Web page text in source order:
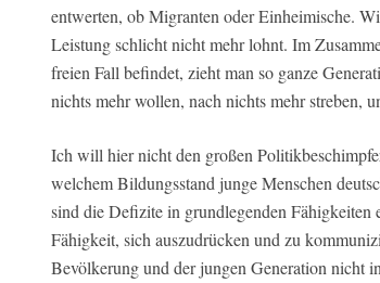
entwerten, ob Migranten oder Einheimische.
Leistung schlicht nicht mehr lohnt. Im
freien Fall befindet, zieht man so ganze
nichts mehr wollen, nach nichts mehr streben,
Ich will hier nicht den großen
welchem Bildungsstand junge Menschen
sind die Defizite in grundlegenden
Fähigkeit, sich auszudrücken und zu
Bevölkerung und der jungen Generation nicht